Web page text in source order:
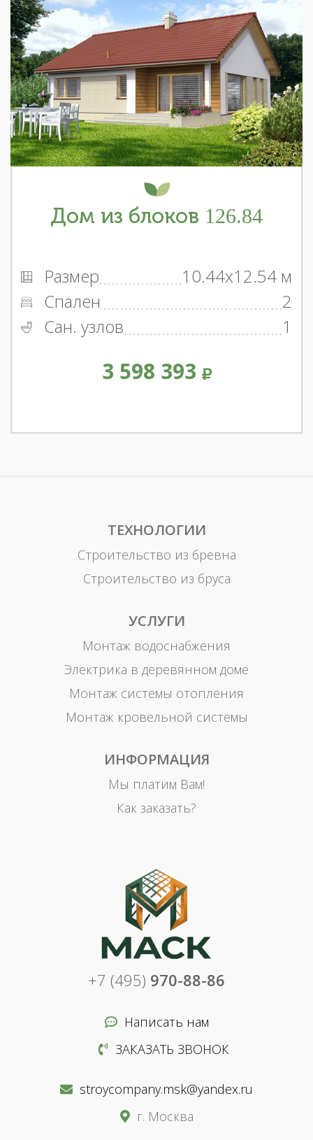
Дом из блоков 126.84
Размер
10.44x12.54 м
Спален
2
Сан. узлов
1
3 598 393
ТЕХНОЛОГИИ
Строительство из бревна
Строительство из бруса
УСЛУГИ
Монтаж водоснабжения
Электрика в деревянном доме
Монтаж системы отопления
Монтаж кровельной системы
ИНФОРМАЦИЯ
Мы платим Вам!
Как заказать?
+7 (495) 970-88-86
Написать нам
ЗАКАЗАТЬ ЗВОНОК
stroycompany.msk@yandex.ru
г. Москва